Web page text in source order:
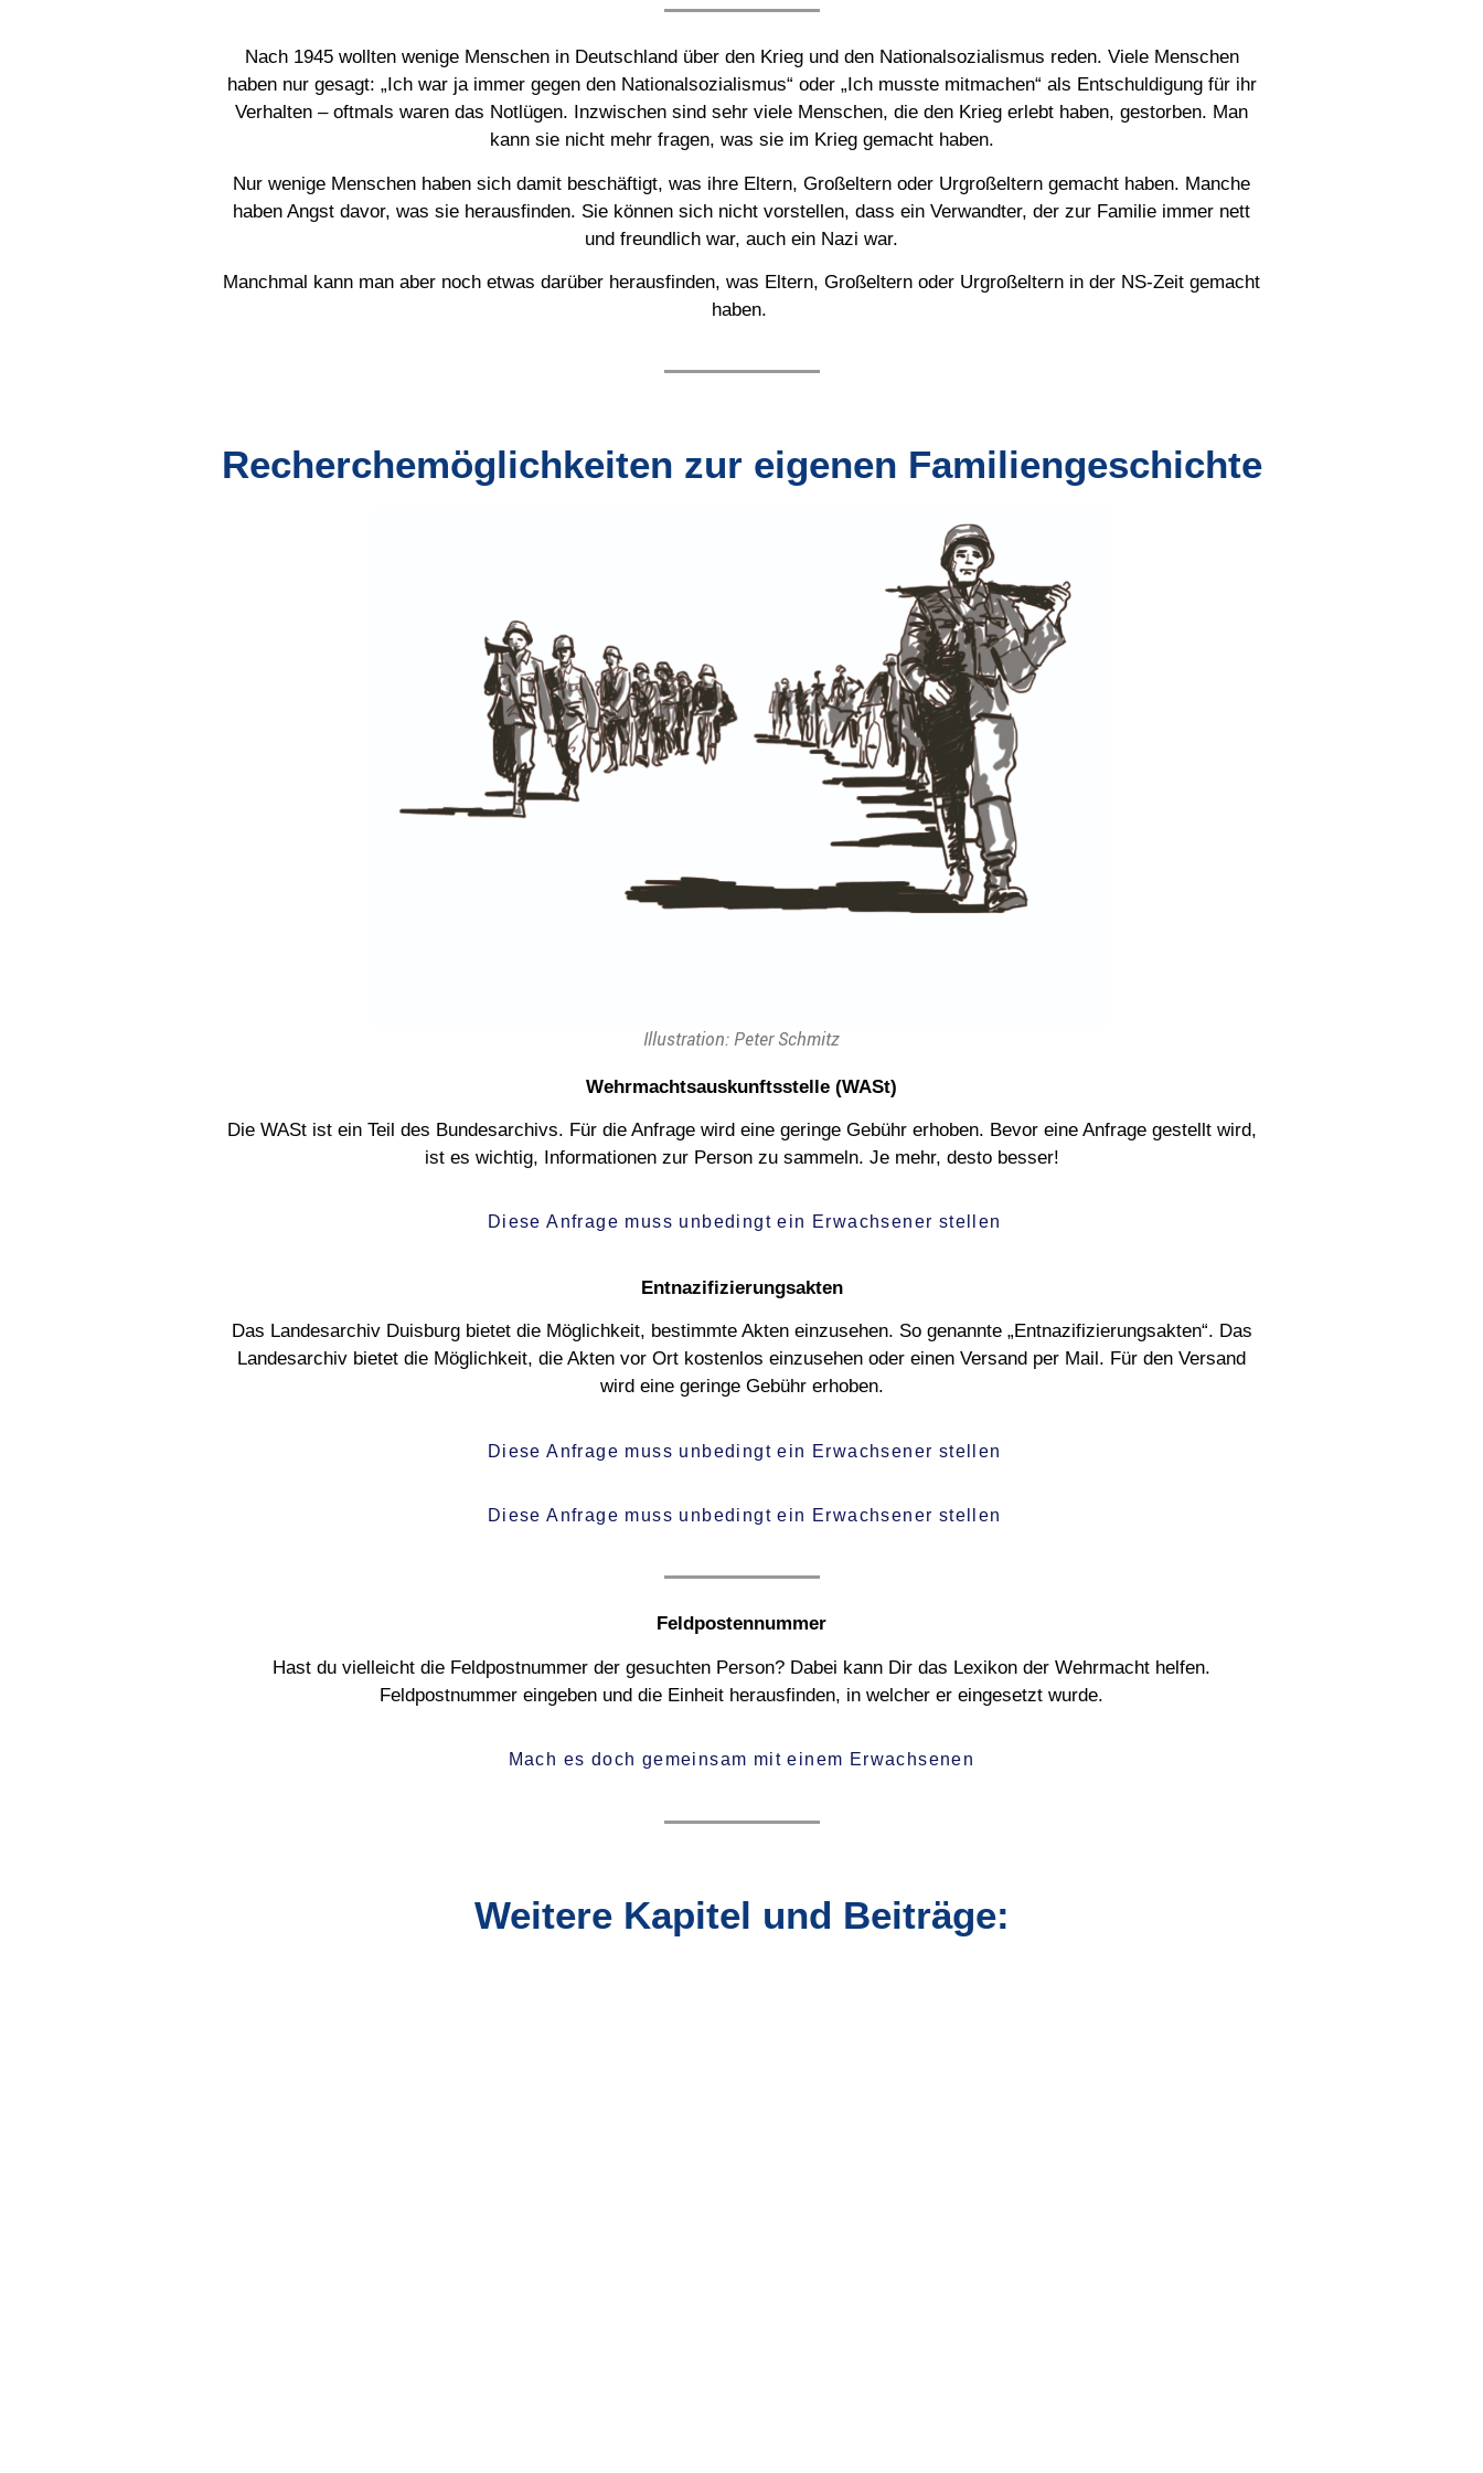
Nach 1945 wollten wenige Menschen in Deutschland über den Krieg und den Nationalsozialismus reden. Viele Menschen
haben nur gesagt: „Ich war ja immer gegen den Nationalsozialismus“ oder „Ich musste mitmachen“ als Entschuldigung für ihr
Verhalten – oftmals waren das Notlügen. Inzwischen sind sehr viele Menschen, die den Krieg erlebt haben, gestorben. Man
kann sie nicht mehr fragen, was sie im Krieg gemacht haben.
Nur wenige Menschen haben sich damit beschäftigt, was ihre Eltern, Großeltern oder Urgroßeltern gemacht haben. Manche
haben Angst davor, was sie herausfinden. Sie können sich nicht vorstellen, dass ein Verwandter, der zur Familie immer nett
und freundlich war, auch ein Nazi war.
Manchmal kann man aber noch etwas darüber herausfinden, was Eltern, Großeltern oder Urgroßeltern in der NS-Zeit gemacht
haben.
Recherchemöglichkeiten zur eigenen Familiengeschichte
Illustration: Peter Schmitz
Wehrmachtsauskunftsstelle (WASt)
Die WASt ist ein Teil des Bundesarchivs. Für die Anfrage wird eine geringe Gebühr erhoben. Bevor eine Anfrage gestellt wird,
ist es wichtig, Informationen zur Person zu sammeln. Je mehr, desto besser!
Diese Anfrage muss unbedingt ein Erwachsener stellen
Entnazifizierungsakten
Das Landesarchiv Duisburg bietet die Möglichkeit, bestimmte Akten einzusehen. So genannte „Entnazifizierungsakten“. Das
Landesarchiv bietet die Möglichkeit, die Akten vor Ort kostenlos einzusehen oder einen Versand per Mail. Für den Versand
wird eine geringe Gebühr erhoben.
Diese Anfrage muss unbedingt ein Erwachsener stellen
Diese Anfrage muss unbedingt ein Erwachsener stellen
Feldpostennummer
Hast du vielleicht die Feldpostnummer der gesuchten Person? Dabei kann Dir das Lexikon der Wehrmacht helfen.
Feldpostnummer eingeben und die Einheit herausfinden, in welcher er eingesetzt wurde.
Mach es doch gemeinsam mit einem Erwachsenen
Weitere Kapitel und Beiträge: